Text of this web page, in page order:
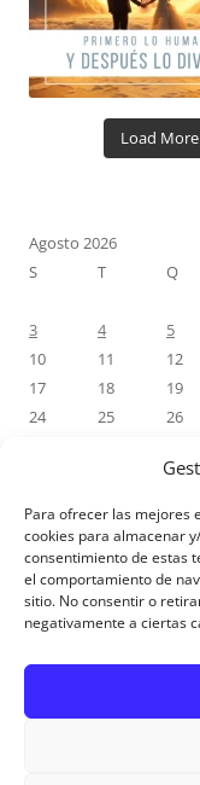
Para ofrecer las mejores
cookies para almacenar
consentimiento de estas
el comportamiento de
sitio. No consentir o
negativamente a ciertas
Load More
Agosto 2026
S
T Q
3
4 5
10
11 12
17
18 19
24
25 26
COMENTÁRIOS RECENTES